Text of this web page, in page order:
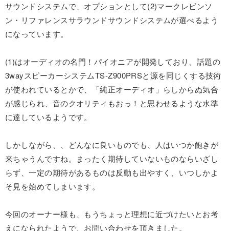
サウンドシステムで、オプションとして(2)マークレビンソ
ン・リファレンスサラウンドサウンドシステムが選べるよう
になっています。
(1)はオーディオの名門！パイオニアが開発しており、話題の
3wayスピーカーシステムTS-Z900PRSと源を同じくする技術
が使われているとかで、「純正オーディオ」らしからぬ気合
が感じられ、音のクオリティもおっ！と思わせるような水準
に達しているようです。
しかしながら、、どんなに良いものでも、人はいつか飽きが
来ちゃうんですね。まったく期待していないものならいざし
らず、一定の期待があるものは反動も出やすく、いつしかよ
そ見を始めてしまいます。
今回のオーナー様も、もうちょっと理想に近づけたいとお考
えになられたようで、お問い合わせを頂きました。